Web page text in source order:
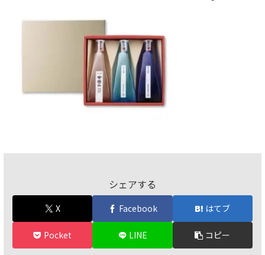
シェアする
X Facebook はてブ
Pocket LINE コピー